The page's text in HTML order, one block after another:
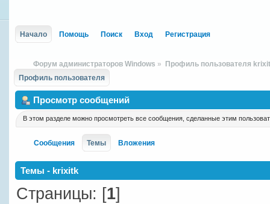
Начало Помощь Поиск Вход Регистрация
Форум администраторов Windows »
Профиль пользователя
Профиль пользователя
Просмотр сообщений
В этом разделе можно просмотреть все сообщения, сделанные этим
Сообщения Темы Вложения
Темы - krixitk
Страницы: [1]